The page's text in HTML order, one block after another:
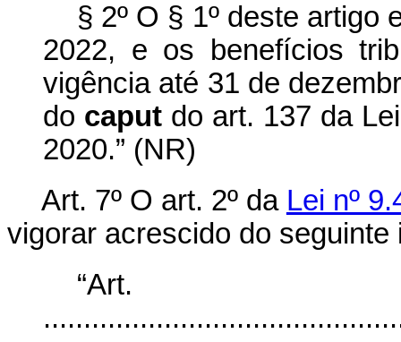
§ 2º O § 1º deste artigo
2022, e os benefícios
vigência até 31 de
do caput do art. 137 da
2020.” (NR)
Art. 7º O art. 2º da Lei nº
vigorar acrescido do seguinte